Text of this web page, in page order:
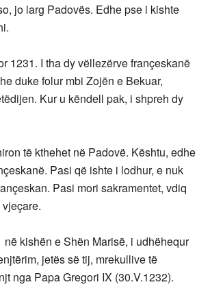
jo larg Padovës. Edhe pse i kishte
1231. I tha dy vëllezërve françeskanë
duke folur mbi Zojën e Bekuar,
Kur u këndell pak, i shpreh dy
të kthehet në Padovë. Kështu, edhe
Pasi që ishte i lodhur, e nuk
Pasi mori sakramentet, vdiq
kishën e Shën Marisë, i udhëhequr
jetës së tij, mrekullive të
nga Papa Gregori IX (30.V.1232).